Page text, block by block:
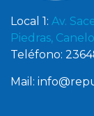
Local 1: Av.
Piedras,
Teléfono:
Mail: